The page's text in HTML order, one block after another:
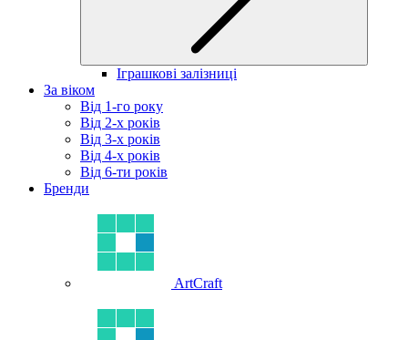
Іграшкові залізниці
За віком
Від 1-го року
Від 2-х років
Від 3-х років
Від 4-х років
Від 6-ти років
Бренди
ArtCraft